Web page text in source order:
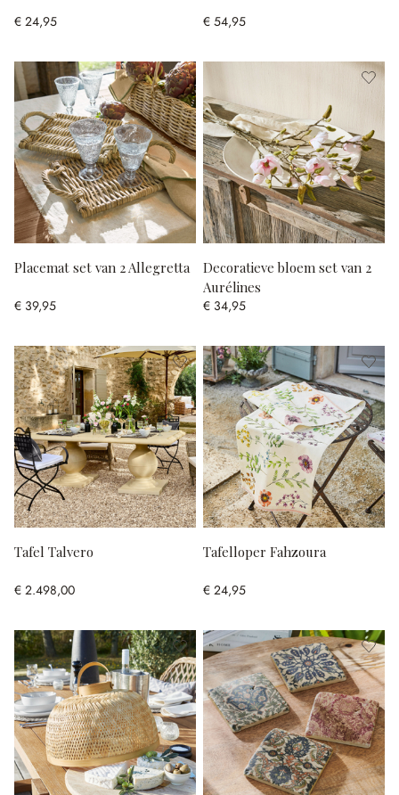
€ 24,95 € 54,95
Placemat set van 2 Allegretta
€ 39,95
Decoratieve bloem set van 2
Aurélines
€ 34,95
Tafel Talvero
€ 2.498,00
Tafelloper Fahzoura
€ 24,95